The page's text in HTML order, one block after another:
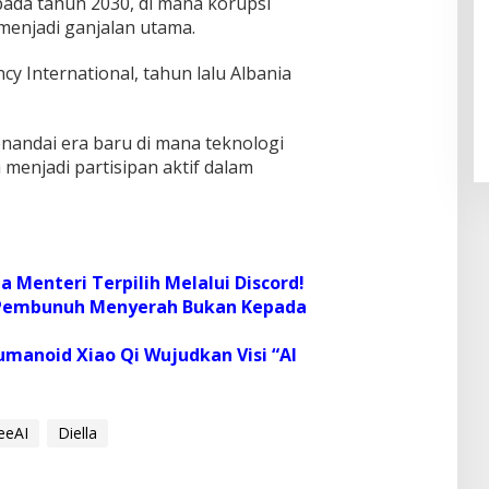
ganjalan utama.
International, tahun lalu Albania
era baru di mana teknologi
partisipan aktif dalam
Menteri Terpilih Melalui Discord!
Menyerah Bukan Kepada
Xiao Qi Wujudkan Visi “AI
Diella
Warga Berebut Kuota